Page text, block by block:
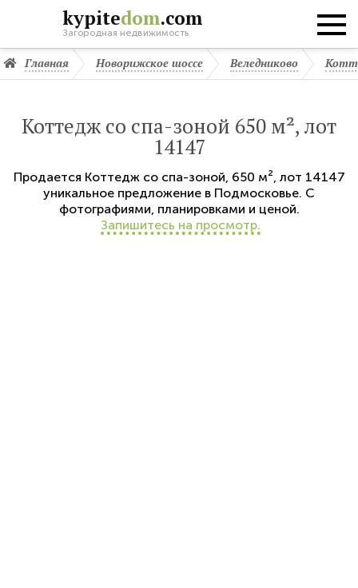
kypitedom.com
Загородная недвижимость
Главная Новорижское шоссе Веледниково
Коттедж со спа-зоной 650 м², лот
14147
Продается Коттедж со спа-зоной, 650 м², лот 14147
уникальное предложение в Подмосковье. С
фотографиями, планировками и ценой.
Запишитесь на просмотр.